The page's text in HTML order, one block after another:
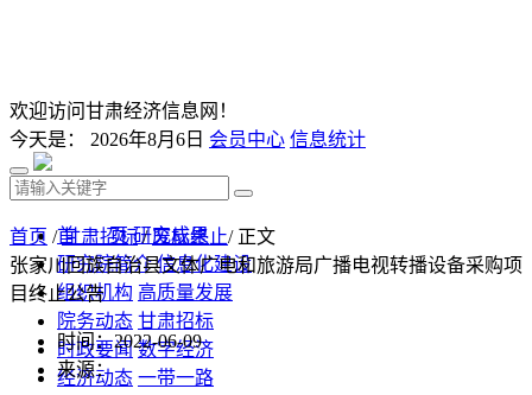
欢迎访问甘肃经济信息网！
今天是： 2026年8月6日 会员中心 信息统计
首 页 研究成果
研究院简介 信息化建设
组织机构 高质量发展
院务动态 甘肃招标
时政要闻 数字经济
经济动态 一带一路
首页 /甘肃招标/废标终止/ 正文
张家川回族自治县文体广电和旅游局广播电视转播设备采购项
目终止公告
时间：2022-06-09
来源：